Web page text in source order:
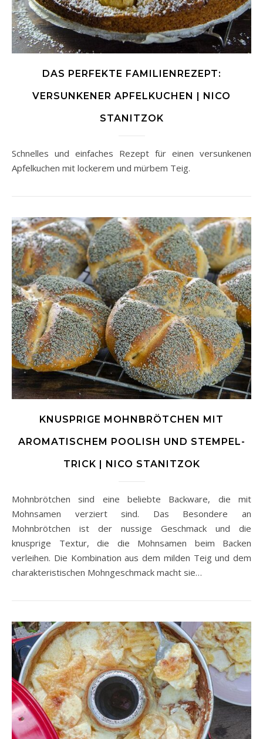
DAS PERFEKTE FAMILIENREZEPT:
VERSUNKENER APFELKUCHEN | NICO
STANITZOK
Schnelles und einfaches Rezept für einen versunkenen
Apfelkuchen mit lockerem und mürbem Teig.
KNUSPRIGE MOHNBRÖTCHEN MIT
AROMATISCHEM POOLISH UND STEMPEL-
TRICK | NICO STANITZOK
Mohnbrötchen sind eine beliebte Backware, die mit
Mohnsamen verziert sind. Das Besondere an
Mohnbrötchen ist der nussige Geschmack und die
knusprige Textur, die die Mohnsamen beim Backen
verleihen. Die Kombination aus dem milden Teig und dem
charakteristischen Mohngeschmack macht sie…